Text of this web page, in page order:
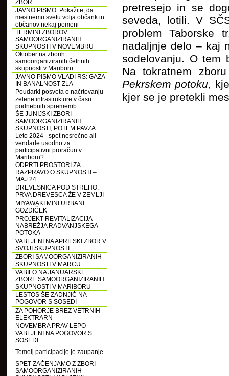
ZBOR
JAVNO PISMO: Pokažite, da
mestnemu svetu volja občank in
občanov nekaj pomeni
TERMINI ZBOROV
SAMOORGANIZIRANIH
SKUPNOSTI V NOVEMBRU
Oktober na zborih
samoorganiziranih četrtnih
skupnosti v Mariboru
JAVNO PISMO VLADI RS: GAZA
IN BANALNOST ZLA
Poudarki posveta o načrtovanju
zelene infrastrukture v času
podnebnih sprememb
ŠE JUNIJSKI ZBORI
SAMOORGANIZIRANIH
SKUPNOSTI, POTEM PAVZA
Leto 2024 - spet nesrečno ali
vendarle usodno za
participativni proračun v
Mariboru?
ODPRTI PROSTORI ZA
RAZPRAVO O SKUPNOSTI –
MAJ 24
DREVESNICA POD STREHO,
PRVA DREVESCA ŽE V ZEMLJI
MIYAWAKI MINI URBANI
GOZDIČEK
PROJEKT REVITALIZACIJA
NABREŽJA RADVANJSKEGA
POTOKA
VABLJENI NA APRILSKI ZBOR V
SVOJI SKUPNOSTI
ZBORI SAMOORGANIZIRANIH
SKUPNOSTI V MARCU
VABILO NA JANUARSKE
ZBORE SAMOORGANIZIRANIH
SKUPNOSTI V MARIBORU
LESTOS ŠE ZADNJIČ NA
POGOVOR S SOSEDI
ZA POHORJE BREZ VETRNIH
ELEKTRARN
NOVEMBRA PRAV LEPO
VABLJENI NA POGOVOR S
SOSEDI
Temelj participacije je zaupanje
SPET ZAČENJAMO Z ZBORI
SAMOORGANIZIRANIH
pretresejo in se
seveda, lotili. V
problem Taborske
nadaljnje delo – kaj
sodelovanju. O tem
Na tokratnem
Pekrskem potoku,
kjer se je pretekli